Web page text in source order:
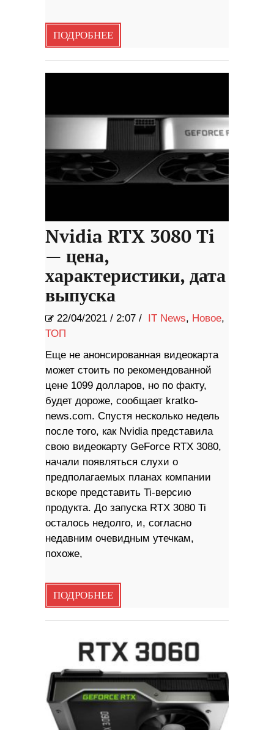
ПОДРОБНЕЕ
Nvidia RTX 3080 Ti
— цена,
характеристики, дата
выпуска
22/04/2021 / 2:07 / IT News, Новое,
ТОП
Еще не анонсированная видеокарта
может стоить по рекомендованной
цене 1099 долларов, но по факту,
будет дороже, сообщает kratko-
news.com. Спустя несколько недель
после того, как Nvidia представила
свою видеокарту GeForce RTX 3080,
начали появляться слухи о
предполагаемых планах компании
вскоре представить Ti-версию
продукта. До запуска RTX 3080 Ti
осталось недолго, и, согласно
недавним очевидным утечкам,
похоже,
ПОДРОБНЕЕ